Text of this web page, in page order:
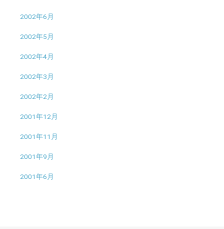
2002年6月
2002年5月
2002年4月
2002年3月
2002年2月
2001年12月
2001年11月
2001年9月
2001年6月